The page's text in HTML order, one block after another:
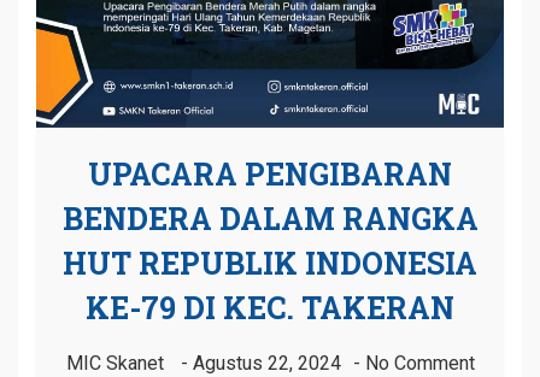
UPACARA PENGIBARAN
BENDERA DALAM RANGKA
HUT REPUBLIK INDONESIA
KE-79 DI KEC. TAKERAN
MIC Skanet Agustus 22, 2024 No Comment